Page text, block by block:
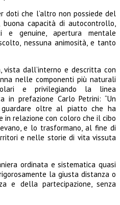
doti che l’altro non possiede del
capacità di autocontrollo,
genuine, apertura mentale
nessuna animosità, e tanto
dall’interno e descritta con
nelle componenti più naturali
e privilegiando la linea
in prefazione Carlo Petrini: “Un
guardare oltre al piatto che ha
in relazione con coloro che il cibo
e lo trasformano, al fine di
e nelle storie di vita vissuta
ordinata e sistematica quasi
la giusta distanza o
e della partecipazione, senza